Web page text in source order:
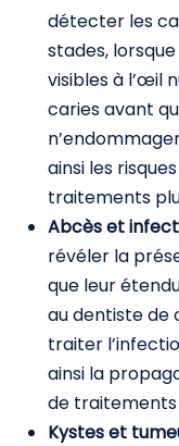
détecter les
stades,
visibles à l’œil
caries avant
ainsi les
traitements
Abcès et
révéler la
que leur
au dentiste de
traiter
ainsi la
de
Kystes et